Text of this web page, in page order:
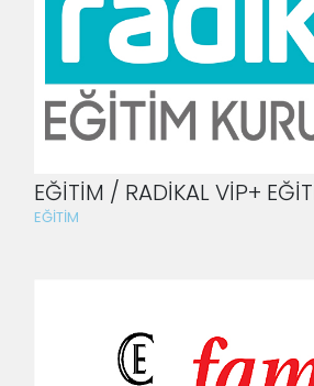
EĞİTİM / RADİKAL VİP+
EĞİTİM